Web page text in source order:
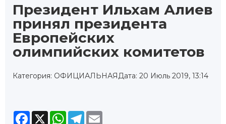
Президент Ильхам Алиев
принял президента
Европейских
олимпийских комитетов
Категория: ОФИЦИАЛЬНАЯДата: 20 Июль 2019, 13:14
Facebook
X WhatsApp
Telegram